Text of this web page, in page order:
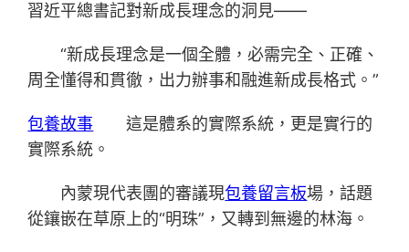
習近平總書記對新成長理念的洞見——
“新成長理念是一個全體，必需完全、正確、
周全懂得和貫徹，出力辦事和融進新成長格式。”
包養故事 這是體系的實際系統，更是實行的
實際系統。
內蒙現代表團的審議現包養留言板場，話題
從鑲嵌在草原上的“明珠”，又轉到無邊的林海。